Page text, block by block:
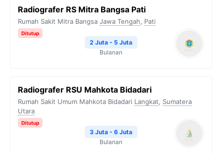
Radiografer RS Mitra Bangsa Pati
Rumah Sakit Mitra Bangsa Jawa Tengah, Pati
Ditutup
2 Juta - 5 Juta
Bulanan
Radiografer RSU Mahkota Bidadari
Rumah Sakit Umum Mahkota Bidadari Langkat, Sumatera
Utara
Ditutup
3 Juta - 6 Juta
Bulanan